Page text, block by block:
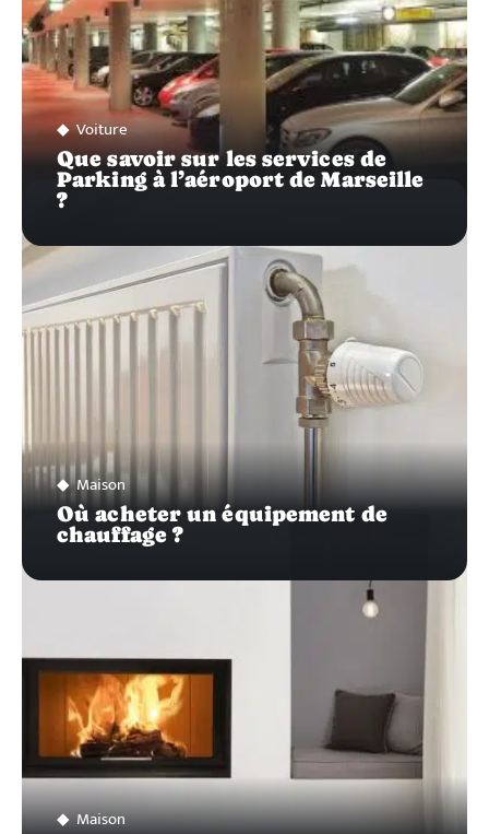
Voiture
Que savoir sur les services de
Parking à l’aéroport de Marseille
?
Maison
Où acheter un équipement de
chauffage ?
Maison